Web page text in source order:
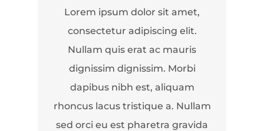
Lorem ipsum dolor sit amet,
consectetur adipiscing elit.
Nullam quis erat ac mauris
dignissim dignissim. Morbi
dapibus nibh est, aliquam
rhoncus lacus tristique a. Nullam
sed orci eu est pharetra gravida